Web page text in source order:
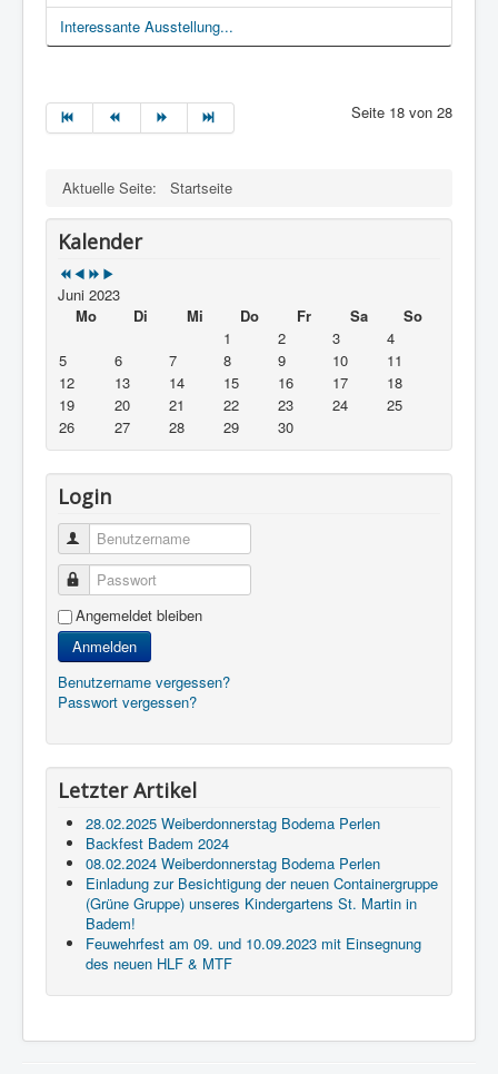
Interessante Ausstellung...
Seite 18 von 28
Aktuelle Seite: Startseite
Kalender
Juni 2023
Mo
Di Mi Do Fr Sa
So
1
2 3
4
5
6 7 8 9 10
11
12
13 14 15 16 17
18
19
20 21 22 23 24
25
26
27 28 29 30
Login
Benutzername
Passwort
Angemeldet bleiben
Anmelden
Benutzername vergessen?
Passwort vergessen?
Letzter Artikel
28.02.2025 Weiberdonnerstag Bodema Perlen
Backfest Badem 2024
08.02.2024 Weiberdonnerstag Bodema Perlen
Einladung zur Besichtigung der neuen Containergruppe
(Grüne Gruppe) unseres Kindergartens St. Martin in
Badem!
Feuwehrfest am 09. und 10.09.2023 mit Einsegnung
des neuen HLF & MTF